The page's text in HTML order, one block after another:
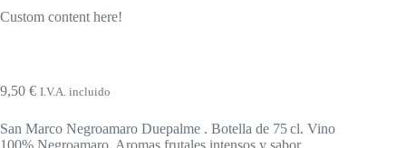
Custom content here!
9,50 € I.V.A. incluido
San Marco Negroamaro Duepalme . Botella de 75 cl. Vino